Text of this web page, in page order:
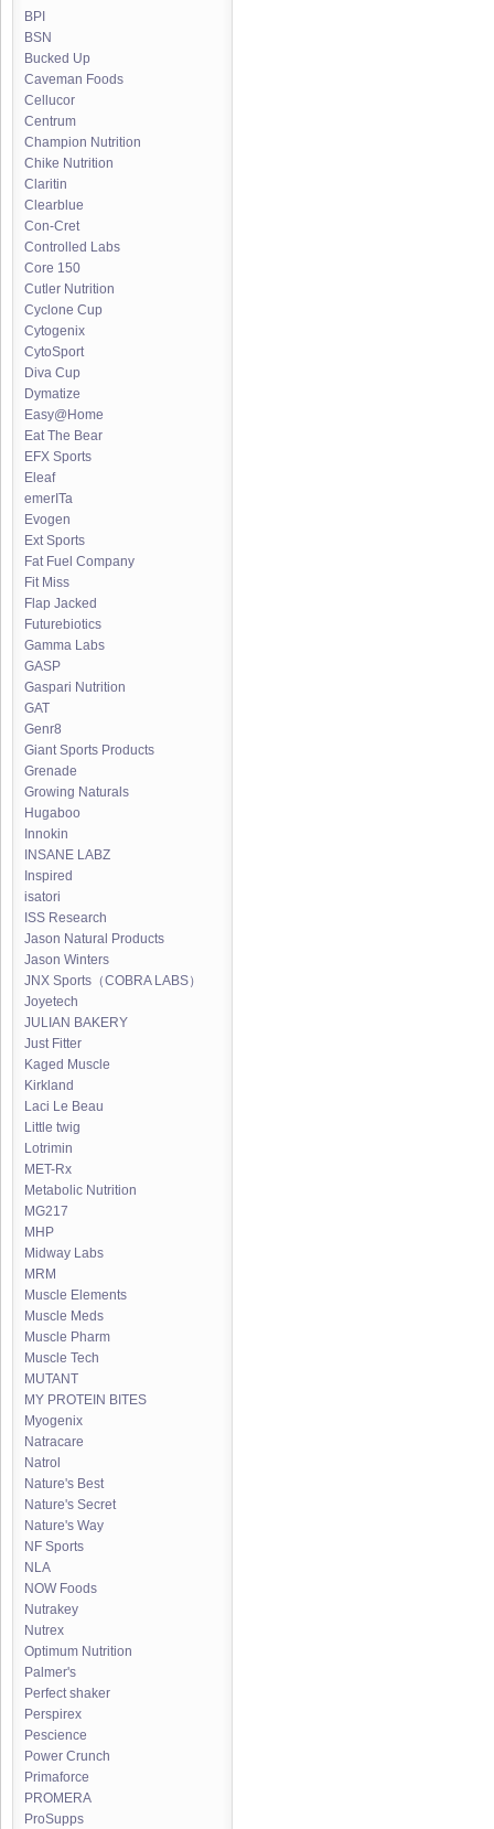
BPI
BSN
Bucked Up
Caveman Foods
Cellucor
Centrum
Champion Nutrition
Chike Nutrition
Claritin
Clearblue
Con-Cret
Controlled Labs
Core 150
Cutler Nutrition
Cyclone Cup
Cytogenix
CytoSport
Diva Cup
Dymatize
Easy@Home
Eat The Bear
EFX Sports
Eleaf
emerITa
Evogen
Ext Sports
Fat Fuel Company
Fit Miss
Flap Jacked
Futurebiotics
Gamma Labs
GASP
Gaspari Nutrition
GAT
Genr8
Giant Sports Products
Grenade
Growing Naturals
Hugaboo
Innokin
INSANE LABZ
Inspired
isatori
ISS Research
Jason Natural Products
Jason Winters
JNX Sports（COBRA LABS）
Joyetech
JULIAN BAKERY
Just Fitter
Kaged Muscle
Kirkland
Laci Le Beau
Little twig
Lotrimin
MET-Rx
Metabolic Nutrition
MG217
MHP
Midway Labs
MRM
Muscle Elements
Muscle Meds
Muscle Pharm
Muscle Tech
MUTANT
MY PROTEIN BITES
Myogenix
Natracare
Natrol
Nature's Best
Nature's Secret
Nature's Way
NF Sports
NLA
NOW Foods
Nutrakey
Nutrex
Optimum Nutrition
Palmer's
Perfect shaker
Perspirex
Pescience
Power Crunch
Primaforce
PROMERA
ProSupps